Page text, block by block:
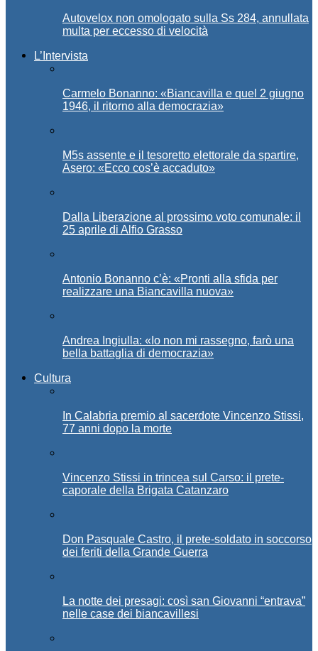
Autovelox non omologato sulla Ss 284, annullata
multa per eccesso di velocità
L’Intervista
Carmelo Bonanno: «Biancavilla e quel 2 giugno
1946, il ritorno alla democrazia»
M5s assente e il tesoretto elettorale da spartire,
Asero: «Ecco cos’è accaduto»
Dalla Liberazione al prossimo voto comunale: il
25 aprile di Alfio Grasso
Antonio Bonanno c’è: «Pronti alla sfida per
realizzare una Biancavilla nuova»
Andrea Ingiulla: «Io non mi rassegno, farò una
bella battaglia di democrazia»
Cultura
In Calabria premio al sacerdote Vincenzo Stissi,
77 anni dopo la morte
Vincenzo Stissi in trincea sul Carso: il prete-
caporale della Brigata Catanzaro
Don Pasquale Castro, il prete-soldato in soccorso
dei feriti della Grande Guerra
La notte dei presagi: così san Giovanni “entrava”
nelle case dei biancavillesi